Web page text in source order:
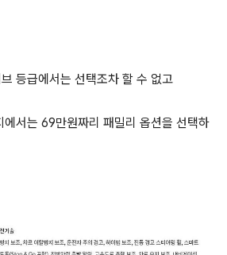
등급에서는 선택조차 할 수 없고
에서는 69만원짜리 패밀리 옵션을 선택하